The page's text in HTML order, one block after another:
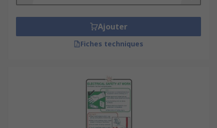
Ajouter
Fiches techniques